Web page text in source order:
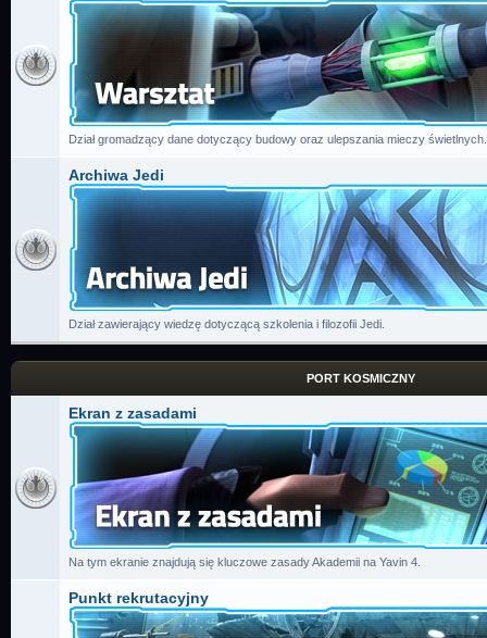
Dział gromadzący dane dotyczący budowy oraz ulepszania mieczy świetlnych.
Archiwa Jedi
Dział zawierający wiedzę dotyczącą szkolenia i filozofii Jedi.
PORT KOSMICZNY
Ekran z zasadami
Na tym ekranie znajdują się kluczowe zasady Akademii na Yavin 4.
Punkt rekrutacyjny